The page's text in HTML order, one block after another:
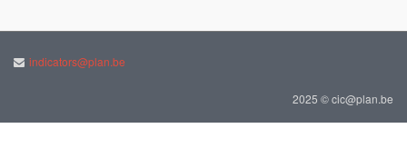
indicators@plan.be
2025 © cic@plan.be